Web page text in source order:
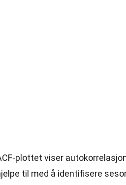
plottet viser
til med å identifisere